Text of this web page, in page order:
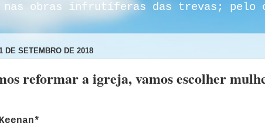
nas obras infrutíferas das trevas; pelo
DE SETEMBRO DE 2018
reformar a igreja, vamos escolher